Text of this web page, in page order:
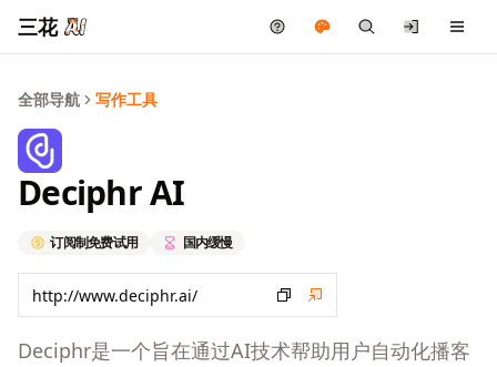
三花
全部导航 写作工具
Deciphr AI
订阅制免费试用 国内缓慢
Deciphr是一个旨在通过AI技术帮助用户自动化播客